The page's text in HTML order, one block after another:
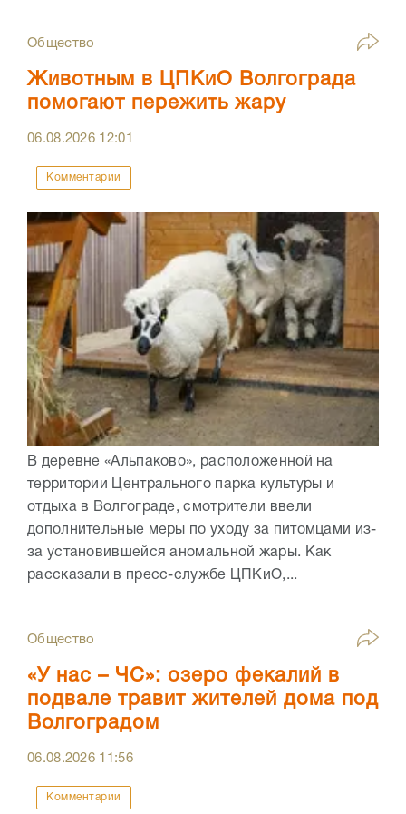
Общество
Животным в ЦПКиО Волгограда
помогают пережить жару
06.08.2026 12:01
Комментарии
В деревне «Альпаково», расположенной на
территории Центрального парка культуры и
отдыха в Волгограде, смотрители ввели
дополнительные меры по уходу за питомцами из-
за установившейся аномальной жары. Как
рассказали в пресс-службе ЦПКиО,...
Общество
«У нас – ЧС»: озеро фекалий в
подвале травит жителей дома под
Волгоградом
06.08.2026 11:56
Комментарии